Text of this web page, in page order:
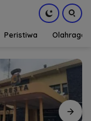
Peristiwa Olahraga